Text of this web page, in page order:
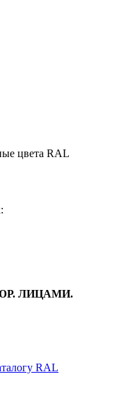
цвета RAL
ЛИЦАМИ.
RAL